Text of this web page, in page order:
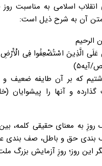
انقلاب اسلامی به مناسبت
متن آن به شرح ذیل است:
الرحیم
الَّذِینَ اسْتُضْعِفُوا فِی الْأَرْضِ
آیه۵)
که بر آن طایفه ضعیف
و آنها را پیشوایان
به معنای حقیقی کلمه،
حق و باطل، صف ‌بندی
این روز؛ روزِ آزمایش بزرگ